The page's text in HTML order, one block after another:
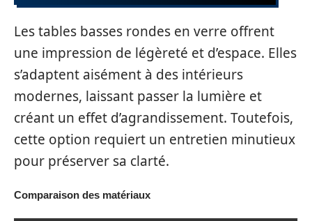
Les tables basses rondes en verre offrent
une impression de légèreté et d’espace. Elles
s’adaptent aisément à des intérieurs
modernes, laissant passer la lumière et
créant un effet d’agrandissement. Toutefois,
cette option requiert un entretien minutieux
pour préserver sa clarté.
Comparaison des matériaux